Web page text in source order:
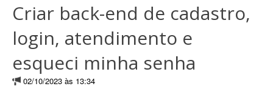
Criar back-end de cadastro,
login, atendimento e
esqueci minha senha
02/10/2023 às 13:34